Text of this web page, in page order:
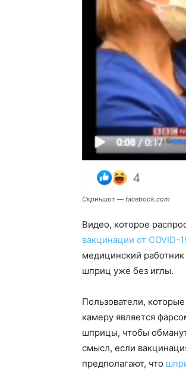
Скриншот — facebook.com
Видео, которое
вакцинации от COVID-
медицинский
шприц уже без иглы.
Пользователи,
камеру является
шприцы, чтобы
смысл, если
предполагают, что